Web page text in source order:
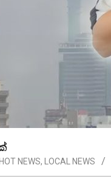
HOT NEWS, LOCAL NEWS